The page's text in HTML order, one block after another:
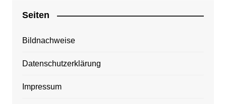
Seiten
Bildnachweise
Datenschutzerklärung
Impressum